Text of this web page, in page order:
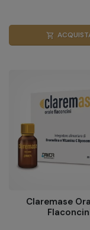
shopping_cart
Claremase